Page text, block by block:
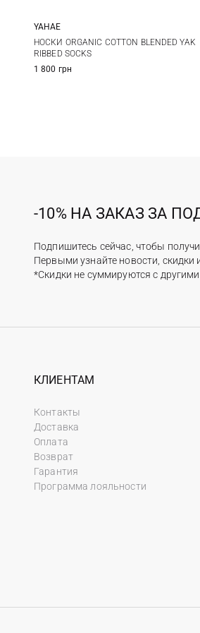
M L
YAHAE
НОСКИ ORGANIC COTTON BLENDED YAK
RIBBED SOCKS
1 800 грн
-10% НА ЗАКАЗ ЗА
Подпишитесь сейчас, чтобы
Первыми узнайте новости, скидки
*Скидки не суммируются с
КЛИЕНТАМ
Контакты
Доставка
Оплата
Возврат
Гарантия
Программа лояльности